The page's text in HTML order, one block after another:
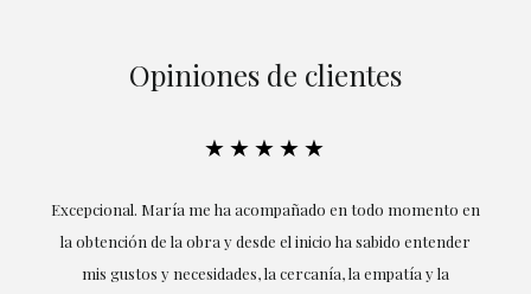
Opiniones de clientes
★★★★★
Excepcional. María me ha acompañado en todo momento en
la obtención de la obra y desde el inicio ha sabido entender
mis gustos y necesidades, la cercanía, la empatía y la